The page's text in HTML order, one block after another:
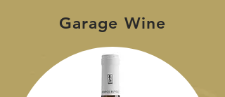
Garage Wine